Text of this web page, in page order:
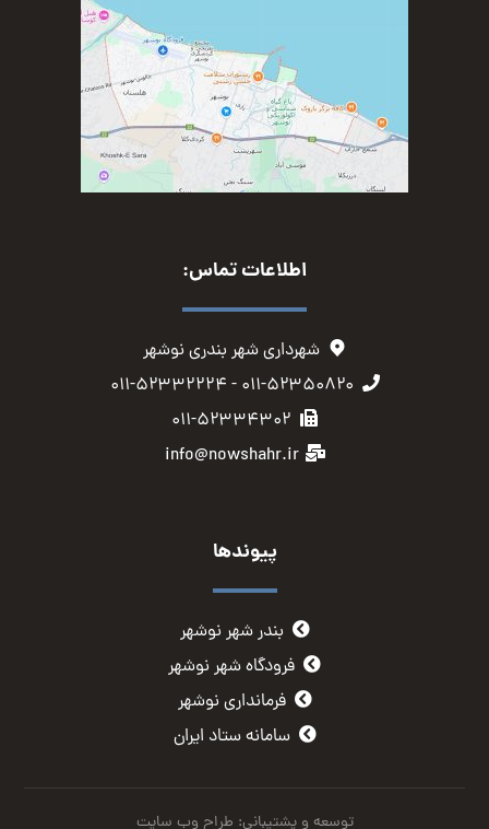
اطلاعات تماس:
شهرداری شهر بندری نوشهر
۰۱۱-۵۲۳۵۰۸۲۰ - ۰۱۱-۵۲۳۳۲۲۲۴
۰۱۱-۵۲۳۳۴۳۰۲
info@nowshahr.ir
پیوندها
بندر شهر نوشهر
فرودگاه شهر نوشهر
فرمانداری نوشهر
سامانه ستاد ایران
توسعه و پشتیبانی: طراح وب سایت